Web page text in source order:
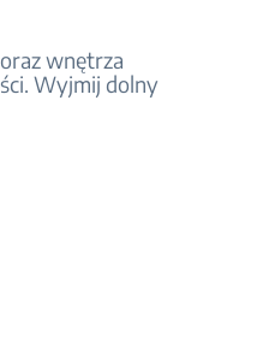
wnętrza
Wyjmij dolny